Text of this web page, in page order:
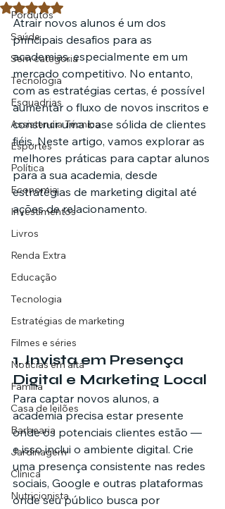
Pordutos
Saúde
Sem categoria
Tecnologia
Esquadrias
Assistencia Técnica
Esportes
Política
Economia
Investimentos
Livros
Renda Extra
Educação
Tecnologia
Estratégias de marketing
Filmes e séries
Noticias em alta
Família
Casa de leilões
Barbearia
Jardinagem
Clínica
Nutricionista
Avaliado com NaN de 5 estrelas.
Atrair novos alunos é um dos
principais desafios para as
academias, especialmente em um
mercado competitivo. No entanto,
com as estratégias certas, é possível
aumentar o fluxo de novos inscritos e
construir uma base sólida de clientes
fiéis. Neste artigo, vamos explorar as
melhores práticas para captar alunos
para a sua academia, desde
estratégias de marketing digital até
ações de relacionamento.
1. Invista em Presença
Digital e Marketing Local
Para captar novos alunos, a
academia precisa estar presente
onde os potenciais clientes estão —
e isso inclui o ambiente digital. Crie
uma presença consistente nas redes
sociais, Google e outras plataformas
onde seu público busca por